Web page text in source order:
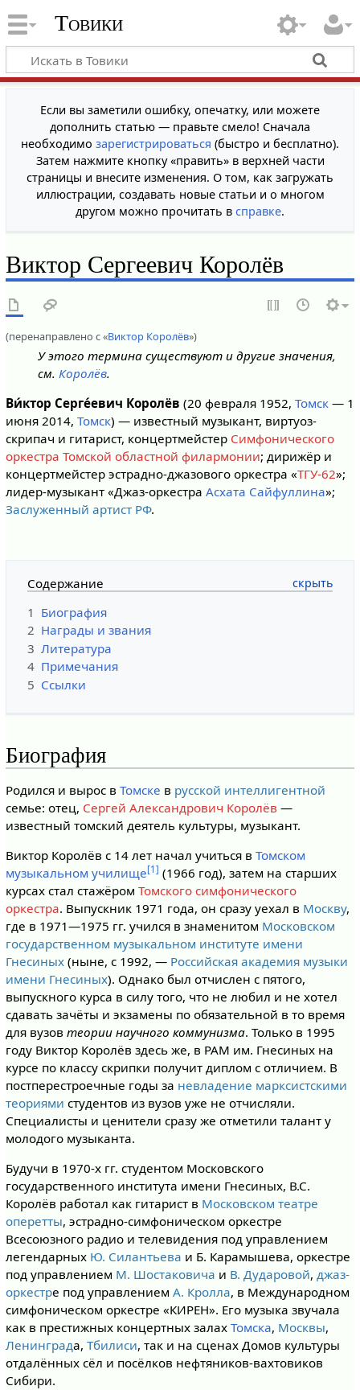
Товики
Если вы заметили ошибку, опечатку, или можете
дополнить статью — правьте смело! Сначала
необходимо зарегистрироваться (быстро и бесплатно).
Затем нажмите кнопку «править» в верхней части
страницы и внесите изменения. О том, как загружать
иллюстрации, создавать новые статьи и о многом
другом можно прочитать в справке.
Виктор Сергеевич Королёв
(перенаправлено с «Виктор Королёв»)
У этого термина существуют и другие значения,
см. Королёв.
Ви́ктор Серге́евич Королёв (20 февраля 1952, Томск— 1
июня 2014, Томск) — известный музыкант, виртуоз-
скрипач и гитарист, концертмейстер Симфонического
оркестра Томской областной филармонии; дирижёр и
концертмейстер эстрадно-джазового оркестра «ТГУ-62»;
лидер-музыкант «Джаз-оркестра Асхата Сайфуллина»;
Заслуженный артист РФ.
Содержание
1 Биография
2 Награды и звания
3 Литература
4 Примечания
5 Ссылки
Биография
Родился и вырос в Томске в русской интеллигентной
семье: отец, Сергей Александрович Королёв —
известный томский деятель культуры, музыкант.
Виктор Королёв с 14 лет начал учиться в Томском
музыкальном училище[1] (1966 год), затем на старших
курсах стал стажёром Томского симфонического
оркестра. Выпускник 1971 года, он сразу уехал в Москву,
где в 1971—1975 гг. учился в знаменитом Московском
государственном музыкальном институте имени
Гнесиных(ныне, с 1992, — Российская академия музыки
имени Гнесиных). Однако был отчислен с пятого,
выпускного курса в силу того, что не любил и не хотел
сдавать зачёты и экзамены по обязательной в то время
для вузов теории научного коммунизма. Только в 1995
году Виктор Королёв здесь же, в РАМ им. Гнесиных на
курсе по классу скрипки получит диплом с отличием. В
постперестроечные годы за невладение марксистскими
теориями студентов из вузов уже не отчисляли.
Специалисты и ценители сразу же отметили талант у
молодого музыканта.
Будучи в 1970-х гг. студентом Московского
государственного института имени Гнесиных, В.С.
Королёв работал как гитарист в Московском театре
оперетты, эстрадно-симфоническом оркестре
Всесоюзного радио и телевидения под управлением
легендарных Ю. Силантьева и Б. Карамышева, оркестре
под управлением М. Шостаковича и В. Дударовой, джаз-
оркестре под управлением А. Кролла, в Международном
симфоническом оркестре «КИРЕН». Его музыка звучала
как в престижных концертных залах Томска, Москвы,
Ленинграда, Тбилиси, так и на сценах Домов культуры
отдалённых сёл и посёлков нефтяников-вахтовиков
Сибири.